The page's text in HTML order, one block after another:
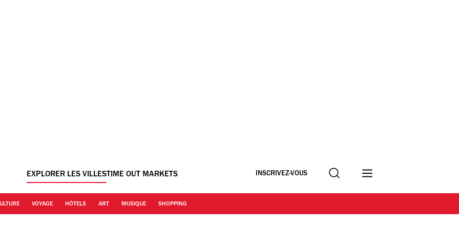
EXPLORER LES VILLESTIME OUT MARKETS INSCRIVEZ-VOUS Recherche
VOYAGE HÔTELS ART MUSIQUE SHOPPING